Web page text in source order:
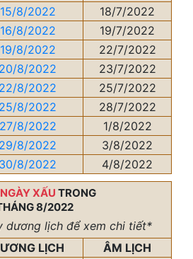
15/8/2022
18/7/2022
16/8/2022
19/7/2022
19/8/2022
22/7/2022
20/8/2022
23/7/2022
22/8/2022
25/7/2022
25/8/2022
28/7/2022
27/8/2022
1/8/2022
29/8/2022
3/8/2022
30/8/2022 4/8/2022
NGÀY XẤU TRONG
8/2022
dương lịch để xem chi tiết*
LỊCH
ÂM LỊCH